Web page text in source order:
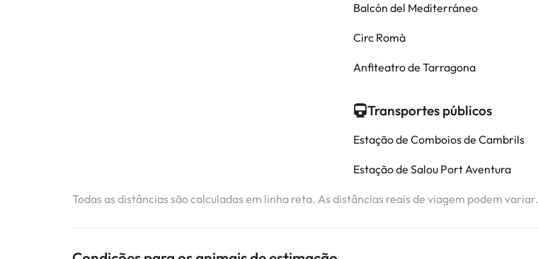
Balcón del Mediterráneo
Circ Romà
Anfiteatro de Tarragona
Transportes públicos
Estação de Comboios de Cambrils
Estação de Salou Port Aventura
Todas as distâncias são calculadas em linha reta. As distâncias reais de viagem podem variar.